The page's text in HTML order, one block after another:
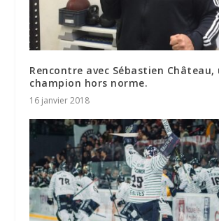
Rencontre avec Sébastien Château,
champion hors norme.
16 janvier 2018